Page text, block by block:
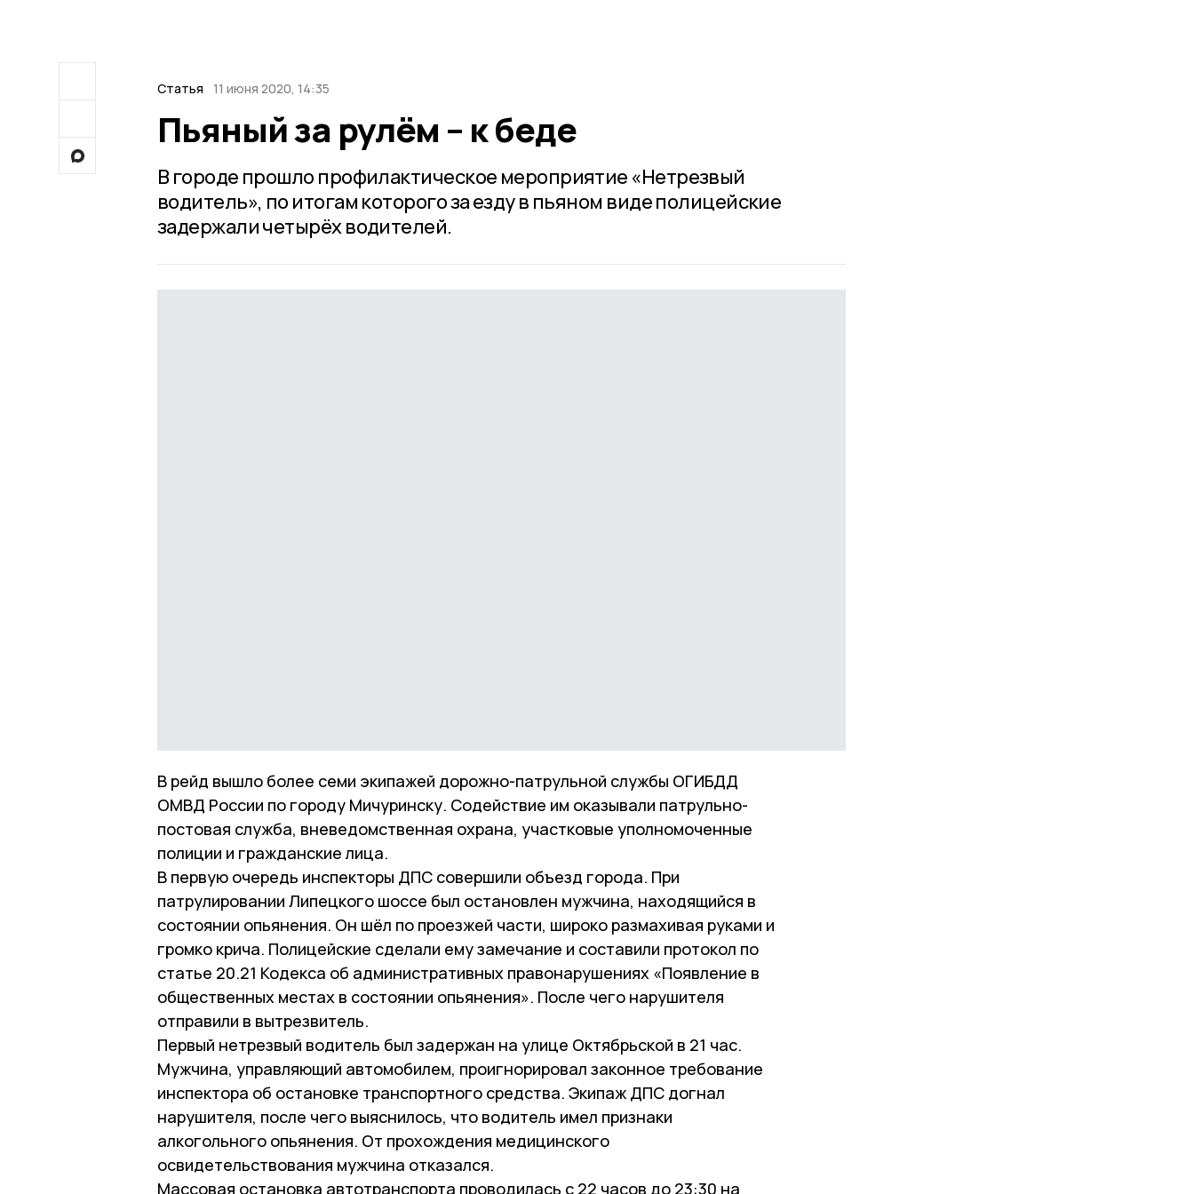
Статья 11 июня 2020, 14:35
Пьяный за рулём – к беде
В городе прошло профилактическое мероприятие «Нетрезвый
водитель», по итогам которого за езду в пьяном виде полицейские
задержали четырёх водителей.
В рейд вышло более семи экипажей дорожно-патрульной службы ОГИБДД
ОМВД России по городу Мичуринску. Содействие им оказывали патрульно-
постовая служба, вневедомственная охрана, участковые уполномоченные
полиции и гражданские лица.
В первую очередь инспекторы ДПС совершили объезд города. При
патрулировании Липецкого шоссе был остановлен мужчина, находящийся в
состоянии опьянения. Он шёл по проезжей части, широко размахивая руками и
громко крича. Полицейские сделали ему замечание и составили протокол по
статье 20.21 Кодекса об административных правонарушениях «Появление в
общественных местах в состоянии опьянения». После чего нарушителя
отправили в вытрезвитель.
Первый нетрезвый водитель был задержан на улице Октябрьской в 21 час.
Мужчина, управляющий автомобилем, проигнорировал законное требование
инспектора об остановке транспортного средства. Экипаж ДПС догнал
нарушителя, после чего выяснилось, что водитель имел признаки
алкогольного опьянения. От прохождения медицинского
освидетельствования мужчина отказался.
Массовая остановка автотранспорта проводилась с 22 часов до 23:30 на